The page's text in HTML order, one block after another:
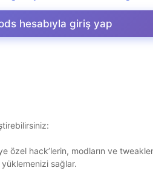
hesabıyla giriş yap
özel hack’lerin, modların ve
sağlar.